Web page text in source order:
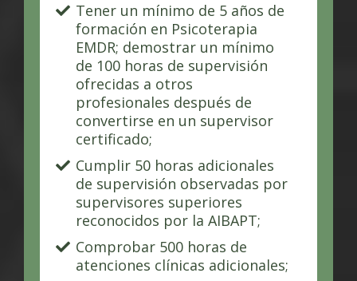
Tener un mínimo de 5 años de
formación en Psicoterapia
EMDR; demostrar un mínimo
de 100 horas de supervisión
ofrecidas a otros
profesionales después de
convertirse en un supervisor
certificado;
Cumplir 50 horas adicionales
de supervisión observadas por
supervisores superiores
reconocidos por la AIBAPT;
Comprobar 500 horas de
atenciones clínicas adicionales;